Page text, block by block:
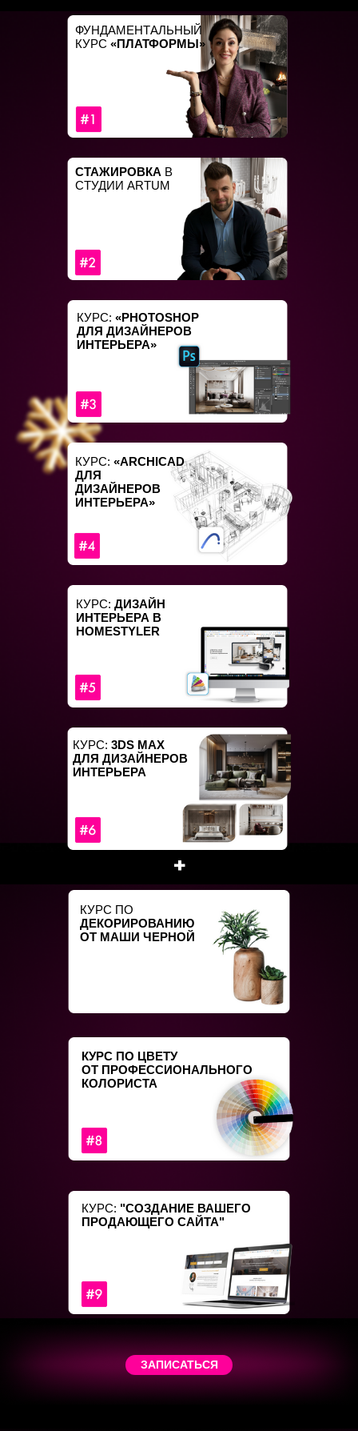
КУРС: «PHOTOSHOP
ДЛЯ ДИЗАЙНЕРОВ
ИНТЕРЬЕРА»
ФУНДАМЕНТАЛЬНЫЙ
КУРС «ПЛАТФОРМЫ»
КУРС: 3DS MAX
ДЛЯ ДИЗАЙНЕРОВ
ИНТЕРЬЕРА
СТАЖИРОВКА В
СТУДИИ ARTUM
КУРС: «ARCHICAD
ДЛЯ
ДИЗАЙНЕРОВ
ИНТЕРЬЕРА»
КУРС: ДИЗАЙН
ИНТЕРЬЕРА В
HOMESTYLER
+
КУРС ПО
ДЕКОРИРОВАНИЮ
ОТ МАШИ ЧЕРНОЙ
КУРС ПО ЦВЕТУ
ОТ ПРОФЕССИОНАЛЬНОГО
КОЛОРИСТА
КУРС: "СОЗДАНИЕ ВАШЕГО
ПРОДАЮЩЕГО САЙТА"
ЗАПИСАТЬСЯ